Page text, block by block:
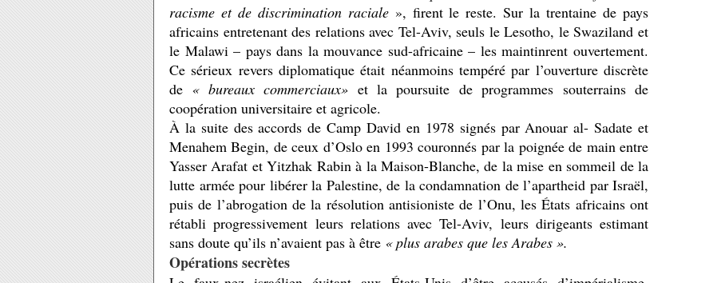
racisme et de discrimination raciale», firent le reste. Sur la trentaine de pays
africains entretenant des relations avec Tel-Aviv, seuls le Lesotho, le Swaziland et
le Malawi – pays dans la mouvance sud-africaine – les maintinrent ouvertement.
Ce sérieux revers diplomatique était néanmoins tempéré par l’ouverture discrète
de « bureaux commerciaux» et la poursuite de programmes souterrains de
coopération universitaire et agricole.
À la suite des accords de Camp David en 1978 signés par Anouar al- Sadate et
Menahem Begin, de ceux d’Oslo en 1993 couronnés par la poignée de main entre
Yasser Arafat et Yitzhak Rabin à la Maison-Blanche, de la mise en sommeil de la
lutte armée pour libérer la Palestine, de la condamnation de l’apartheid par Israël,
puis de l’abrogation de la résolution antisioniste de l’Onu, les États africains ont
rétabli progressivement leurs relations avec Tel-Aviv, leurs dirigeants estimant
sans doute qu’ils n’avaient pas à être « plus arabes que les Arabes ».
Opérations secrètes